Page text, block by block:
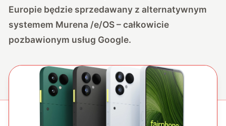
Europie będzie sprzedawany z alternatywnym
systemem Murena /e/OS – całkowicie
pozbawionym usług Google.